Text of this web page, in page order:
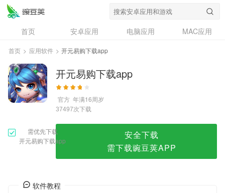
首页 安卓应用 电脑应用
MAC应用
资讯
专题
问答
首页 > 应用软件 > 开元易购下载app
开元易购下载app
官方 年满16周岁
37497次下载
需优先下载
开元易购下载app
安全下载
需下载豌豆荚APP
软件教程